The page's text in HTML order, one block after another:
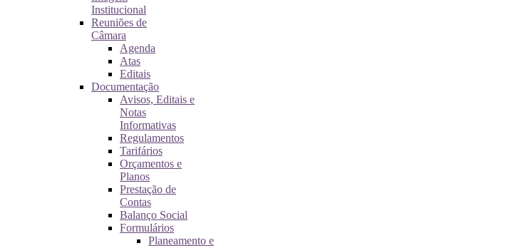
Institucional
Reuniões de
Câmara
Agenda
Atas
Editais
Documentação
Avisos, Editais e
Notas
Informativas
Regulamentos
Tarifários
Orçamentos e
Planos
Prestação de
Contas
Balanço Social
Formulários
Planeamento e